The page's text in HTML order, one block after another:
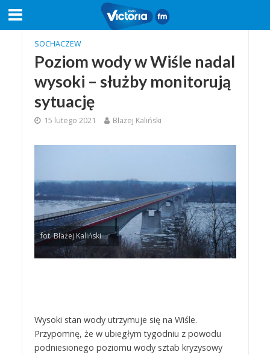
SOCHACZEW
Poziom wody w Wiśle nadal
wysoki – służby monitorują
sytuację
15 lutego 2021 Błażej Kaliński
fot. Błażej Kaliński
Wysoki stan wody utrzymuje się na Wiśle.
Przypomnę, że w ubiegłym tygodniu z powodu
podniesionego poziomu wody sztab kryzysowy